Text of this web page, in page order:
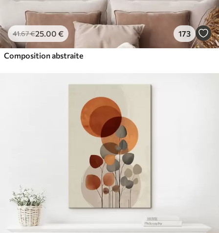
41.67€25.00 € 173
Composition abstraite